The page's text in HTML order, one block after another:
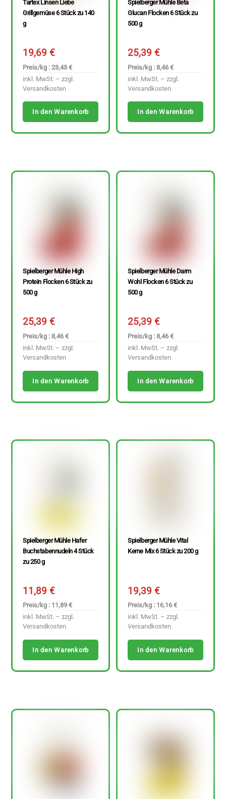
Tartex Linsen Liebe
Grillgemüse 6 Stück zu 140
g
19,69€
Preis/kg : 23,43 €
inkl. MwSt. – zzgl.
Versandkosten
In den Warenkorb
Spielberger Mühle Beta
Glucan Flocken 6 Stück zu
500 g
25,39€
Preis/kg : 8,46 €
inkl. MwSt. – zzgl.
Versandkosten
In den Warenkorb
Spielberger Mühle High
Protein Flocken 6 Stück zu
500 g
25,39€
Preis/kg : 8,46 €
inkl. MwSt. – zzgl.
Versandkosten
In den Warenkorb
Spielberger Mühle Darm
Wohl Flocken 6 Stück zu
500 g
25,39€
Preis/kg : 8,46 €
inkl. MwSt. – zzgl.
Versandkosten
In den Warenkorb
Spielberger Mühle Hafer
Buchstabennudeln 4 Stück
zu 250 g
11,89€
Preis/kg : 11,89 €
inkl. MwSt. – zzgl.
Versandkosten
In den Warenkorb
Spielberger Mühle Vital
Kerne Mix 6 Stück zu 200 g
19,39€
Preis/kg : 16,16 €
inkl. MwSt. – zzgl.
Versandkosten
In den Warenkorb